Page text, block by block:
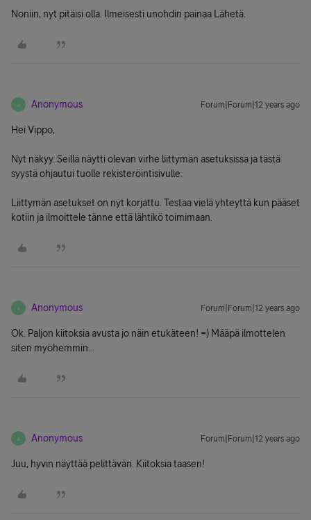
Noniin, nyt pitäisi olla. Ilmeisesti unohdin painaa Lähetä.
A Anonymous Forum|Forum|12 years ago
Hei Vippo,
Nyt näkyy. Seillä näytti olevan virhe liittymän asetuksissa ja tästä
syystä ohjautui tuolle rekisteröintisivulle.
Liittymän asetukset on nyt korjattu. Testaa vielä yhteyttä kun pääset
kotiin ja ilmoittele tänne että lähtikö toimimaan.
A Anonymous Forum|Forum|12 years ago
Ok. Paljon kiitoksia avusta jo näin etukäteen! =) Määpä ilmottelen
siten myöhemmin...
A Anonymous Forum|Forum|12 years ago
Juu, hyvin näyttää pelittävän. Kiitoksia taasen!